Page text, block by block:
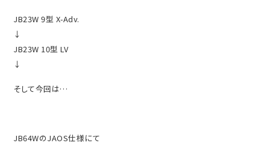
JB23W 9型 X-Adv.
↓
JB23W 10型 LV
↓
そして今回は…
JB64WのJAOS仕様にて